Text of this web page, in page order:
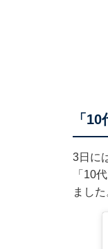
「
3日に
「10
まし